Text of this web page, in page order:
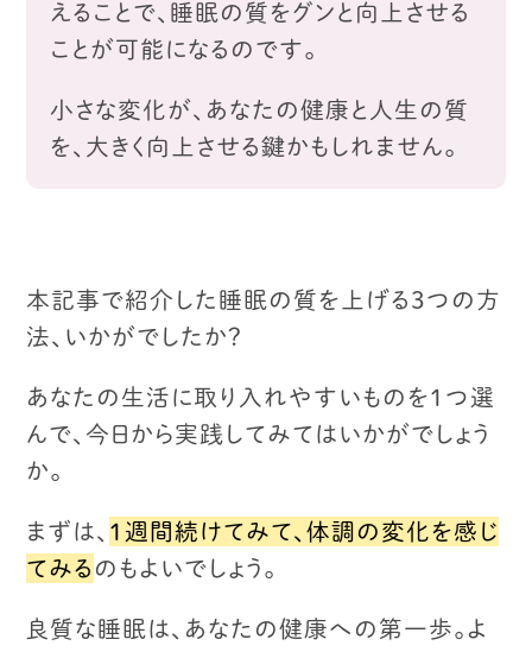
えることで、 睡眠の質をグンと向上させる
ことが可能になるのです。
小さな変化が、あなたの健康と人生の質
を、大きく向上させる鍵かもしれません。
本記事で紹介した睡眠の質を上げる3つの方
法、 いかがでしたか？
あなたの生活に取り入れやすいものを1つ選
んで、 今日から実践してみてはいかがでしょう
か。
まずは、 １週間続けてみて、体調の変化を感じ
てみる のもよいでしょう。
良質な睡眠は、あなたの健康への第一歩。 よ